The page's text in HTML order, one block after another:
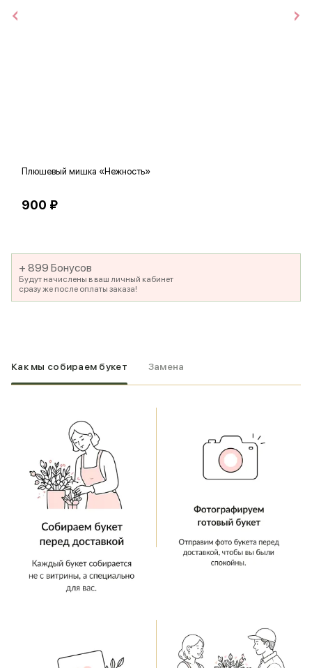
Плюшевый мишка «Нежность»
900 ₽
+ 899 Бонусов
Будут начислены в ваш личный кабинет
сразу же после оплаты заказа!
Как мы собираем букет Замена